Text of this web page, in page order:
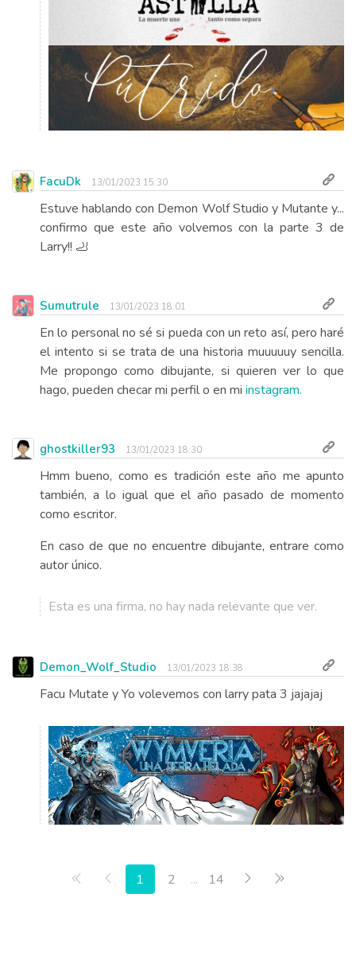
FacuDk 13/01/2023 15:30
Estuve hablando con Demon Wolf Studio y Mutante y...
confirmo que este año volvemos con la parte 3 de
Larry!! 🦶
Sumutrule 13/01/2023 18:01
En lo personal no sé si pueda con un reto así, pero haré
el intento si se trata de una historia muuuuuy sencilla.
Me propongo como dibujante, si quieren ver lo que
hago, pueden checar mi perfil o en mi instagram.
ghostkiller93 13/01/2023 18:30
Hmm bueno, como es tradición este año me apunto
también, a lo igual que el año pasado de momento
como escritor.
En caso de que no encuentre dibujante, entrare como
autor único.
Esta es una firma, no hay nada relevante que ver.
Demon_Wolf_Studio 13/01/2023 18:38
Facu Mutate y Yo volevemos con larry pata 3 jajajaj
Primera página
Anterior
1 2 ... 14 Siguiente